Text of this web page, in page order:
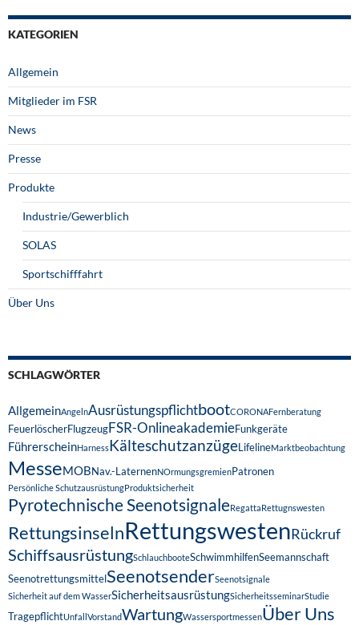
KATEGORIEN
Allgemein
Mitglieder im FSR
News
Presse
Produkte
Industrie/Gewerblich
SOLAS
Sportschifffahrt
Über Uns
SCHLAGWÖRTER
AllgemeinAngelnAusrüstungspflichtbootCORONAFernberatung
FeuerlöscherFlugzeugFSR-OnlineakademieFunkgeräte
FührerscheinHarnessKälteschutzanzügeLifelineMarktbeobachtung
MesseMOBNav.-LaternenNOrmungsgremienPatronen
Persönliche SchutzausrüstungProduktsicherheit
Pyrotechnische SeenotsignaleRegattaRettugnswesten
RettungsinselnRettungswestenRückruf
SchiffsausrüstungSchlauchbooteSchwimmhilfenSeemannschaft
SeenotrettungsmittelSeenotsenderSeenotsignale
Sicherheit auf dem WasserSicherheitsausrüstungSicherheitsseminarStudie
TragepflichtUnfallVorstandWartungWassersportmessenÜber Uns